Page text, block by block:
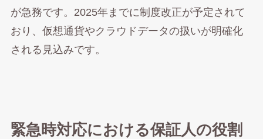
が急務です。2025年までに制度改正が予定されて
おり、仮想通貨やクラウドデータの扱いが明確化
される見込みです。
緊急時対応における保証人の役割